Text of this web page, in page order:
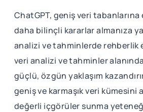
ChatGPT, geniş veri
daha bilinçli kararlar almanıza
analizi ve tahminlerde rehberlik
veri analizi ve tahminler
güçlü, özgün yaklaşım
geniş ve karmaşık veri kümesini
değerli içgörüler sunma